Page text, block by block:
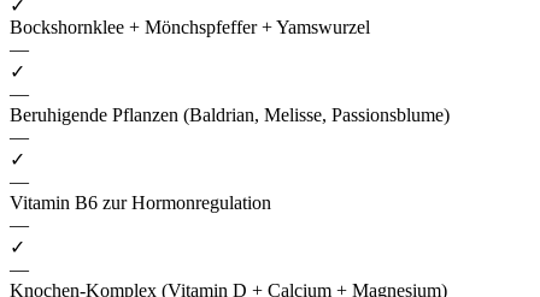
✓
Bockshornklee + Mönchspfeffer + Yamswurzel
—
✓
—
Beruhigende Pflanzen (Baldrian, Melisse, Passionsblume)
—
✓
—
Vitamin B6 zur Hormonregulation
—
✓
—
Knochen-Komplex (Vitamin D + Calcium + Magnesium)